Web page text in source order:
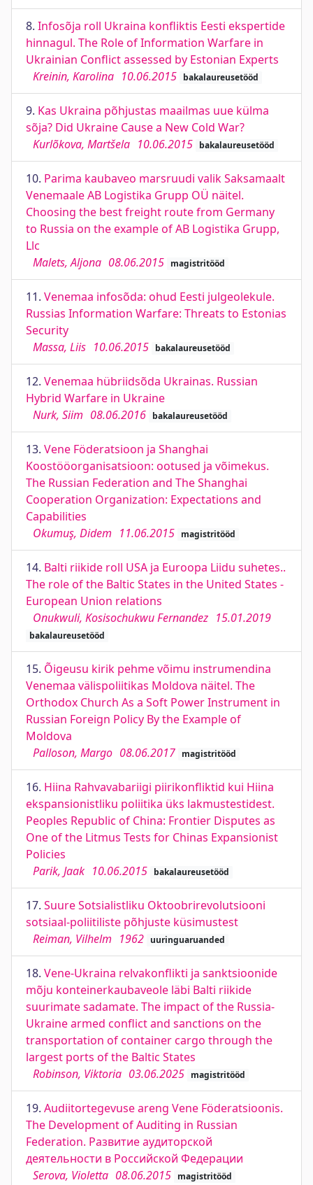
8. Infosõja roll Ukraina konfliktis Eesti ekspertide
hinnagul. The Role of Information Warfare in
Ukrainian Conflict assessed by Estonian Experts
Kreinin, Karolina 10.06.2015 bakalaureusetööd
9. Kas Ukraina põhjustas maailmas uue külma
sõja? Did Ukraine Cause a New Cold War?
Kurlõkova, Martšela 10.06.2015 bakalaureusetööd
10. Parima kaubaveo marsruudi valik Saksamaalt
Venemaale AB Logistika Grupp OÜ näitel.
Choosing the best freight route from Germany
to Russia on the example of AB Logistika Grupp,
Llc
Malets, Aljona 08.06.2015 magistritööd
11. Venemaa infosõda: ohud Eesti julgeolekule.
Russias Information Warfare: Threats to Estonias
Security
Massa, Liis 10.06.2015 bakalaureusetööd
12. Venemaa hübriidsõda Ukrainas. Russian
Hybrid Warfare in Ukraine
Nurk, Siim 08.06.2016 bakalaureusetööd
13. Vene Föderatsioon ja Shanghai
Koostööorganisatsioon: ootused ja võimekus.
The Russian Federation and The Shanghai
Cooperation Organization: Expectations and
Capabilities
Okumuş, Didem 11.06.2015 magistritööd
14. Balti riikide roll USA ja Euroopa Liidu suhetes..
The role of the Baltic States in the United States -
European Union relations
Onukwuli, Kosisochukwu Fernandez 15.01.2019
bakalaureusetööd
15. Õigeusu kirik pehme võimu instrumendina
Venemaa välispoliitikas Moldova näitel. The
Orthodox Church As a Soft Power Instrument in
Russian Foreign Policy By the Example of
Moldova
Palloson, Margo 08.06.2017 magistritööd
16. Hiina Rahvavabariigi piirikonfliktid kui Hiina
ekspansionistliku poliitika üks lakmustestidest.
Peoples Republic of China: Frontier Disputes as
One of the Litmus Tests for Chinas Expansionist
Policies
Parik, Jaak 10.06.2015 bakalaureusetööd
17. Suure Sotsialistliku Oktoobrirevolutsiooni
sotsiaal-poliitiliste põhjuste küsimustest
Reiman, Vilhelm 1962 uuringuaruanded
18. Vene-Ukraina relvakonflikti ja sanktsioonide
mõju konteinerkaubaveole läbi Balti riikide
suurimate sadamate. The impact of the Russia-
Ukraine armed conflict and sanctions on the
transportation of container cargo through the
largest ports of the Baltic States
Robinson, Viktoria 03.06.2025 magistritööd
19. Audiitortegevuse areng Vene Föderatsioonis.
The Development of Auditing in Russian
Federation. Развитие аудиторской
деятельности в Российской Федерации
Serova, Violetta 08.06.2015 magistritööd